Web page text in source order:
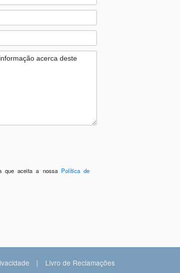
que aceita a nossa Política de
| Livro de Reclamações